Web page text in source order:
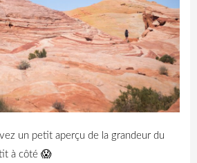
un petit aperçu de la grandeur du
à côté 😱